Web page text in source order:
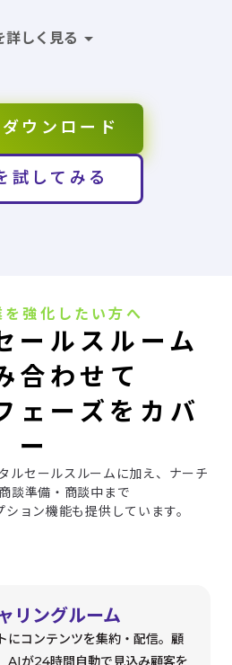
詳しく見る arrow_drop_down
ウンロード
試してみる
を強化したい方へ
ールスルーム
合わせて
ェーズをカバ
ー
セールスルームに加え、ナーチ
談準備・商談中まで
ョン機能も提供しています。
リングルーム
にコンテンツを集約・配信。顧
AIが24時間自動で見込み顧客を